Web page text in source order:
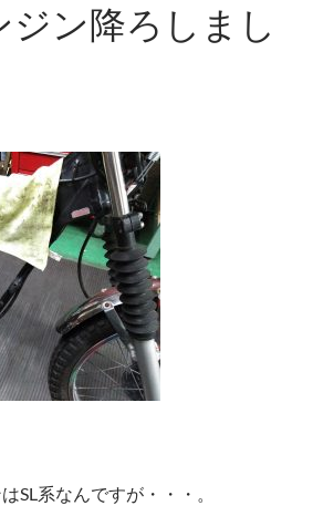
ジン降ろしまし
SL系なんですが・・・。